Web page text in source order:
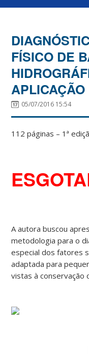
FÍSICO DE
APLICAÇÃO
05/07/2016 15:54
112 páginas – 1ª
A autora buscou
metodologia para o
especial dos fatores
adaptada para
vistas à conservação